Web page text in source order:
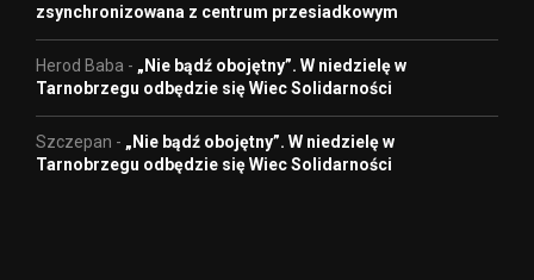
zsynchronizowana z centrum przesiadkowym
Herod Baba - „Nie bądź obojętny”. W niedzielę w
Tarnobrzegu odbędzie się Wiec Solidarności
Szczepan - „Nie bądź obojętny”. W niedzielę w
Tarnobrzegu odbędzie się Wiec Solidarności